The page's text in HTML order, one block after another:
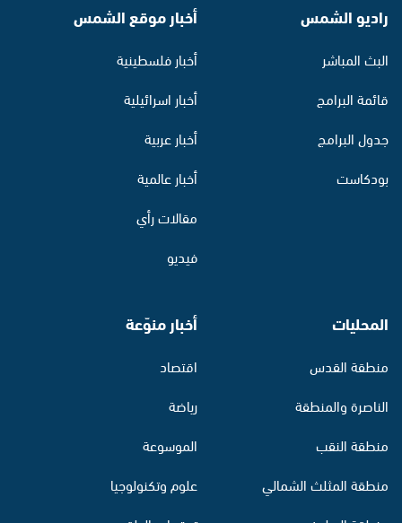
راديو الشمس
البث المباشر
قائمة البرامج
جدول البرامج
بودكاست
أخبار موقع الشمس
أخبار فلسطينية
أخبار اسرائيلية
أخبار عربية
أخبار عالمية
مقالات رأي
فيديو
المحليات
منطقة القدس
الناصرة والمنطقة
منطقة النقب
منطقة المثلث الشمالي
أخبار منوّعة
اقتصاد
رياضة
الموسوعة
علوم وتكنولوجيا